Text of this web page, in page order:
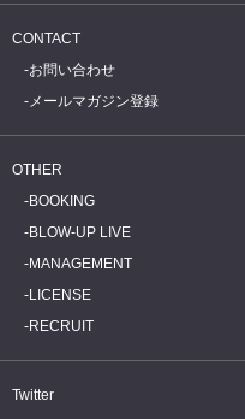
CONTACT
お問い合わせ
メールマガジン登録
OTHER
BOOKING
BLOW-UP LIVE
MANAGEMENT
LICENSE
RECRUIT
Twitter